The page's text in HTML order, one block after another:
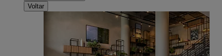
Voltar